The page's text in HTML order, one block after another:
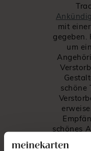
mit
gegeben.
um
schöne
schönes